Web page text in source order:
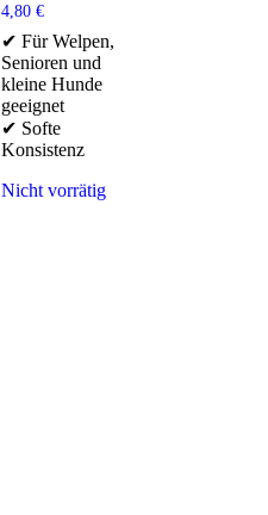
4,80 €
✔ Für Welpen,
Senioren und
kleine Hunde
geeignet
✔ Softe
Konsistenz
Nicht vorrätig